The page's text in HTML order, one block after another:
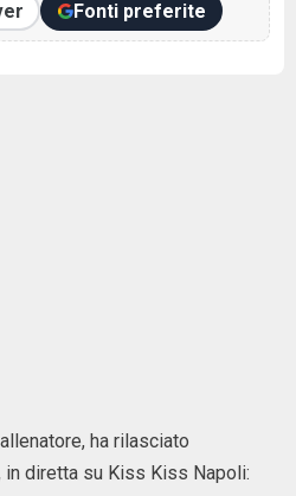
Fonti preferite
ha rilasciato
in diretta su Kiss Kiss Napoli: